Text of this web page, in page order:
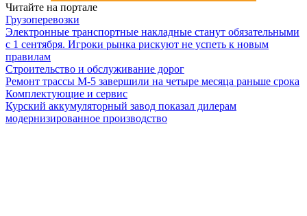
Читайте на портале
Грузоперевозки
Электронные транспортные накладные станут обязательными
с 1 сентября. Игроки рынка рискуют не успеть к новым
правилам
Строительство и обслуживание дорог
Ремонт трассы М-5 завершили на четыре месяца раньше срока
Комплектующие и сервис
Курский аккумуляторный завод показал дилерам
модернизированное производство